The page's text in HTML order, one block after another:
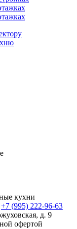
кухни
+7 (995) 222-96-63
д. 9
офертой